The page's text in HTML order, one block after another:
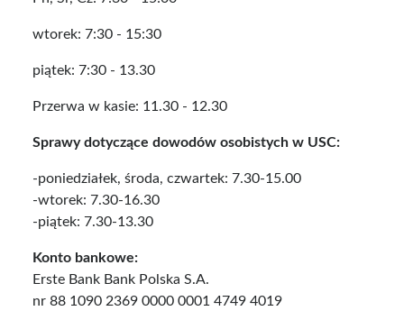
wtorek: 7:30 - 15:30
piątek: 7:30 - 13.30
Przerwa w kasie: 11.30 - 12.30
Sprawy dotyczące dowodów osobistych w USC:
-poniedziałek, środa, czwartek: 7.30-15.00
-wtorek: 7.30-16.30
-piątek: 7.30-13.30
Konto bankowe:
Erste Bank Bank Polska S.A.
nr 88 1090 2369 0000 0001 4749 4019